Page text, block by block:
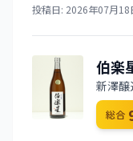
投稿日: 2026年07月18
伯楽
新澤醸
総合